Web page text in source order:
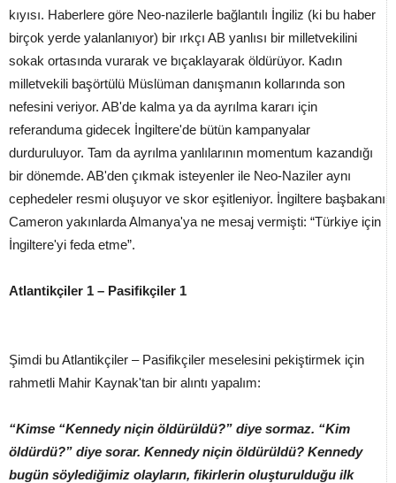
kıyısı. Haberlere göre Neo-nazilerle bağlantılı İngiliz (ki bu haber
birçok yerde yalanlanıyor) bir ırkçı AB yanlısı bir milletvekilini
sokak ortasında vurarak ve bıçaklayarak öldürüyor. Kadın
milletvekili başörtülü Müslüman danışmanın kollarında son
nefesini veriyor. AB'de kalma ya da ayrılma kararı için
referanduma gidecek İngiltere'de bütün kampanyalar
durduruluyor. Tam da ayrılma yanlılarının momentum kazandığı
bir dönemde. AB'den çıkmak isteyenler ile Neo-Naziler aynı
cephedeler resmi oluşuyor ve skor eşitleniyor. İngiltere başbakanı
Cameron yakınlarda Almanya'ya ne mesaj vermişti: “Türkiye için
İngiltere'yi feda etme”.
Atlantikçiler 1 – Pasifikçiler 1
Şimdi bu Atlantikçiler – Pasifikçiler meselesini pekiştirmek için
rahmetli Mahir Kaynak'tan bir alıntı yapalım:
“Kimse “Kennedy niçin öldürüldü?” diye sormaz. “Kim
öldürdü?” diye sorar. Kennedy niçin öldürüldü? Kennedy
bugün söylediğimiz olayların, fikirlerin oluşturulduğu ilk